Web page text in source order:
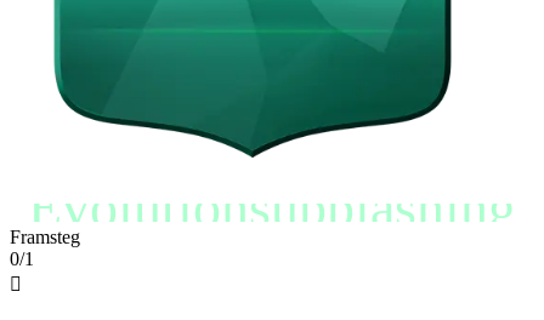
Evolutionsupplåsning
Framsteg
0/1
